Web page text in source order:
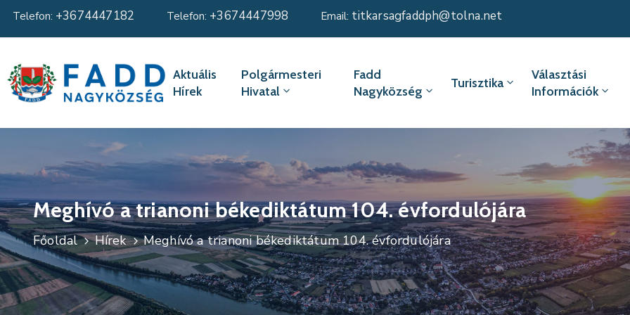
Telefon: +3674447182 Telefon: +3674447998 Email: titkarsagfaddph@tolna.net
Aktuális
Hírek
Polgármesteri
Hivatal
Fadd
Nagyközség
Turisztika
Választási
Információk
Meghívó a trianoni békediktátum 104. évfordulójára
Főoldal Hírek Meghívó a trianoni békediktátum 104. évfordulójára